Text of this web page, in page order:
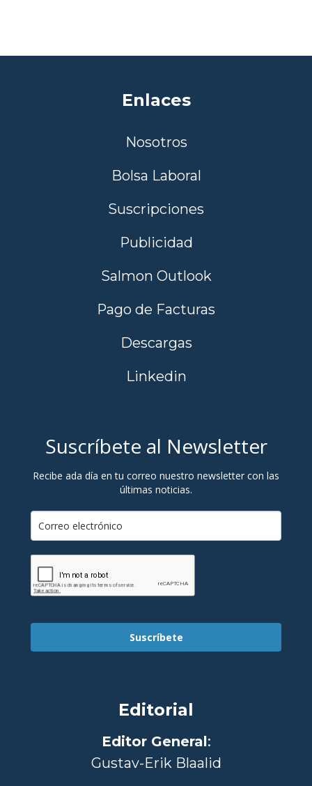
Enlaces
Nosotros
Bolsa Laboral
Suscripciones
Publicidad
Salmon Outlook
Pago de Facturas
Descargas
Linkedin
Suscríbete al Newsletter
Recibe ada día en tu correo nuestro newsletter con las
últimas noticias.
Suscríbete
Editorial
Editor General:
Gustav-Erik Blaalid